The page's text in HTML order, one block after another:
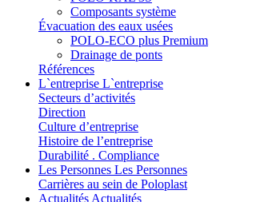
Composants système
Évacuation des eaux usées
POLO-ECO plus Premium
Drainage de ponts
Références
L`entreprise L`entreprise
Secteurs d’activités
Direction
Culture d’entreprise
Histoire de l’entreprise
Durabilité . Compliance
Les Personnes Les Personnes
Carrières au sein de Poloplast
Actualités Actualités